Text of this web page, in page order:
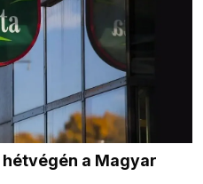
a Magyar